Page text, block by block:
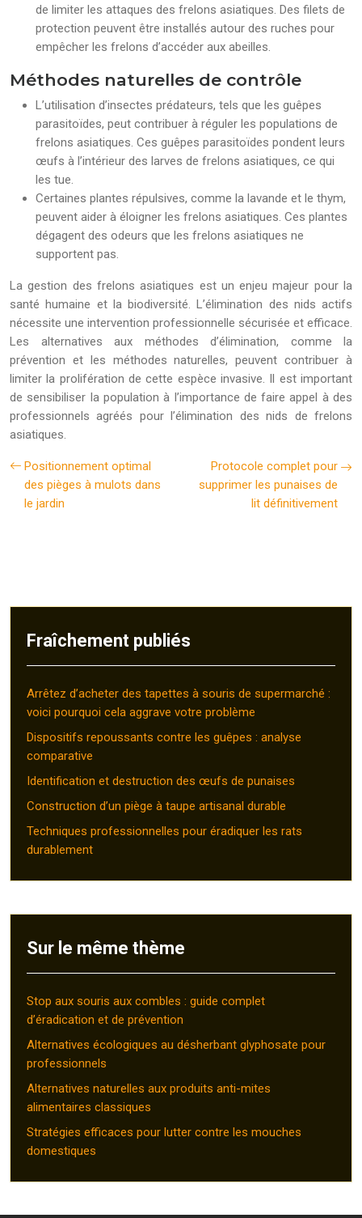
de limiter les attaques des frelons asiatiques. Des filets de
protection peuvent être installés autour des ruches pour
empêcher les frelons d’accéder aux abeilles.
Méthodes naturelles de contrôle
L’utilisation d’insectes prédateurs, tels que les guêpes
parasitoïdes, peut contribuer à réguler les populations de
frelons asiatiques. Ces guêpes parasitoïdes pondent leurs
œufs à l’intérieur des larves de frelons asiatiques, ce qui
les tue.
Certaines plantes répulsives, comme la lavande et le thym,
peuvent aider à éloigner les frelons asiatiques. Ces plantes
dégagent des odeurs que les frelons asiatiques ne
supportent pas.
La gestion des frelons asiatiques est un enjeu majeur pour la
santé humaine et la biodiversité. L’élimination des nids actifs
nécessite une intervention professionnelle sécurisée et efficace.
Les alternatives aux méthodes d’élimination, comme la
prévention et les méthodes naturelles, peuvent contribuer à
limiter la prolifération de cette espèce invasive. Il est important
de sensibiliser la population à l’importance de faire appel à des
professionnels agréés pour l’élimination des nids de frelons
asiatiques.
Positionnement optimal
des pièges à mulots dans
le jardin
Protocole complet pour
supprimer les punaises de
lit définitivement
Fraîchement publiés
Arrêtez d’acheter des tapettes à souris de supermarché :
voici pourquoi cela aggrave votre problème
Dispositifs repoussants contre les guêpes : analyse
comparative
Identification et destruction des œufs de punaises
Construction d’un piège à taupe artisanal durable
Techniques professionnelles pour éradiquer les rats
durablement
Sur le même thème
Stop aux souris aux combles : guide complet
d’éradication et de prévention
Alternatives écologiques au désherbant glyphosate pour
professionnels
Alternatives naturelles aux produits anti-mites
alimentaires classiques
Stratégies efficaces pour lutter contre les mouches
domestiques